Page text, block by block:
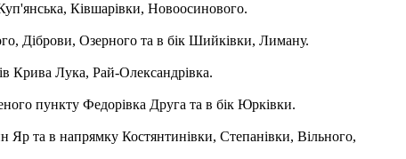
Ківшарівки, Новоосинового.
Діброви, Озерного та в бік Шийківки, Лиману.
Крива Лука, Рай-Олександрівка.
пункту Федорівка Друга та в бік Юрківки.
Яр та в напрямку Костянтинівки, Степанівки, Вільного,